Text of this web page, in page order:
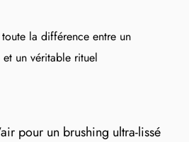
la différence entre un
et un véritable rituel
pour un brushing ultra-lissé